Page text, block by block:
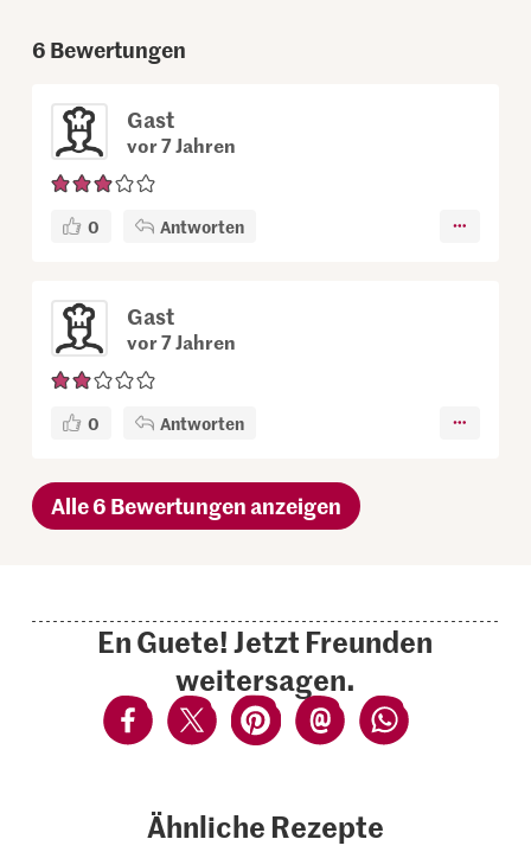
6 Bewertungen
Gast
vor 7 Jahren
0 Antworten
Gast
vor 7 Jahren
0 Antworten
Alle 6 Bewertungen anzeigen
En Guete! Jetzt Freunden
weitersagen.
Ähnliche Rezepte